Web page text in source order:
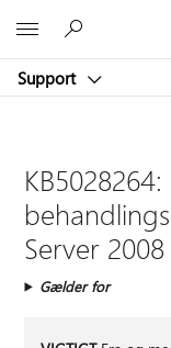
Support
Server 2008
Gælder for